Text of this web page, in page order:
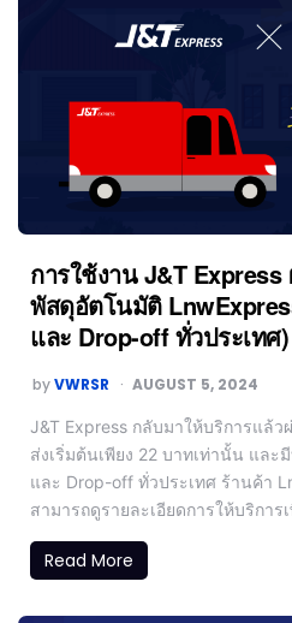
การใช้งาน J&T
พัสดุอัตโนมัติ
และ Drop-off ทั่วประเทศ)
byVWRSR AUGUST 5, 2024
J&T Express กลับมาให้บริการแล้
ส่งเริ่มต้นเพียง 22 บาทเท่านั้น แล
และ Drop-off ทั่วประเทศ ร้านค้า
สามารถดูรายละเอียดการให้บริกา
Read More